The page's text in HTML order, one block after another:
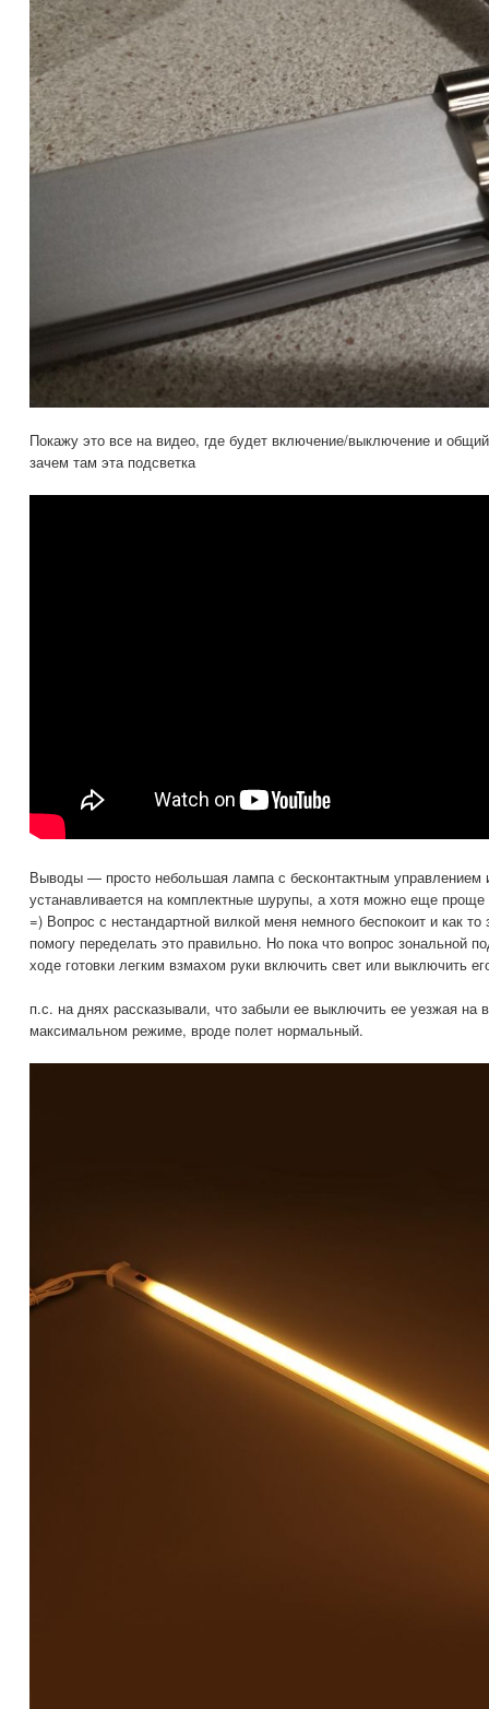
Покажу это все на видео, где будет включение/выключение и
зачем там эта подсветка
Выводы — просто небольшая лампа с бесконтактным управлением
устанавливается на комплектные шурупы, а хотя можно еще
=) Вопрос с нестандартной вилкой меня немного беспокоит и как то
помогу переделать это правильно. Но пока что вопрос зональной
ходе готовки легким взмахом руки включить свет или выключить
п.с. на днях рассказывали, что забыли ее выключить ее уезжая
максимальном режиме, вроде полет нормальный.